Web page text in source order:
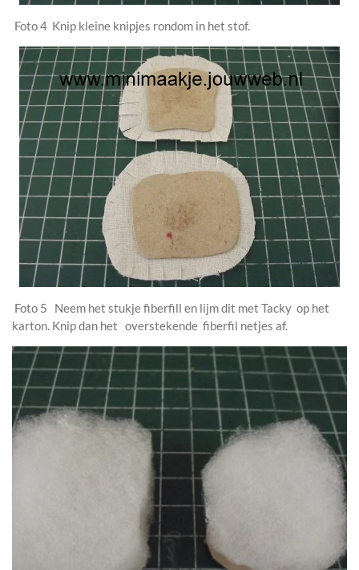
Foto 4 Knip kleine knipjes rondom in het stof.
Foto 5 Neem het stukje fiberfill en lijm dit met Tacky op het
karton. Knip dan het overstekende fiberfil netjes af.